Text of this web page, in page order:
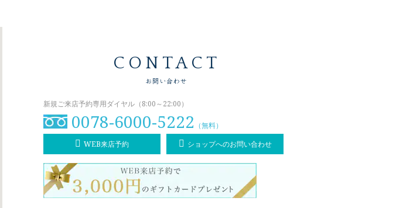
CONTACT
お問い合わせ
新規ご来店予約専用ダイヤル（8:00～22:00）
0078-6000-5222 （無料）
WEB来店予約
ショップへのお問い合わせ